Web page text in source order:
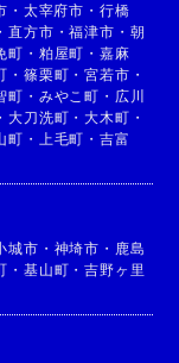
・ 太宰府市 ・ 行橋
・直方市 ・福津市 ・ 朝
町 ・ 粕屋町 ・ 嘉麻
・ 篠栗町 ・宮若市 ・
町 ・ みやこ町 ・ 広川
・大刀洗町 ・大木町 ・
町 ・ 上毛町 ・ 吉富
城市 ・ 神埼市 ・ 鹿島
・ 基山町 ・吉野ヶ里